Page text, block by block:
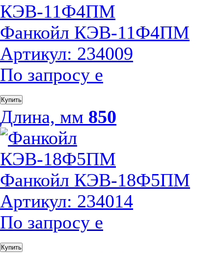
Фанкойл КЭВ-11Ф4ПМ
Артикул: 234009
По запросу е
Купить
Длина, мм 850
Фанкойл КЭВ-18Ф5ПМ
Артикул: 234014
По запросу е
Купить